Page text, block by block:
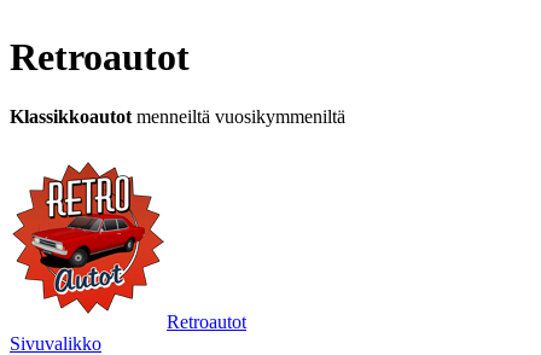
Retroautot
Klassikkoautot menneiltä vuosikymmeniltä
Retroautot
Sivuvalikko